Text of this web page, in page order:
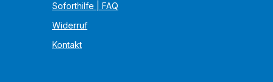
Soforthilfe | FAQ
Widerruf
Kontakt